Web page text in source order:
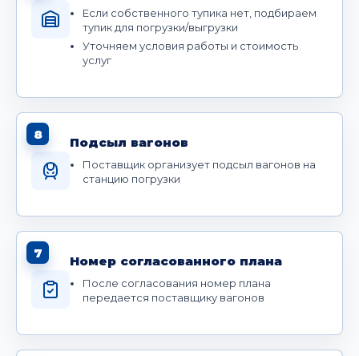
Если собственного тупика нет, подбираем
тупик для погрузки/выгрузки
Уточняем условия работы и стоимость
услуг
8
Подсыл вагонов
Поставщик организует подсыл вагонов на
станцию погрузки
7
Номер согласованного плана
После согласования номер плана
передается поставщику вагонов